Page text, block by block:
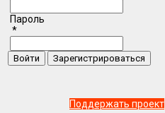
Пароль
*
Поддержать проект